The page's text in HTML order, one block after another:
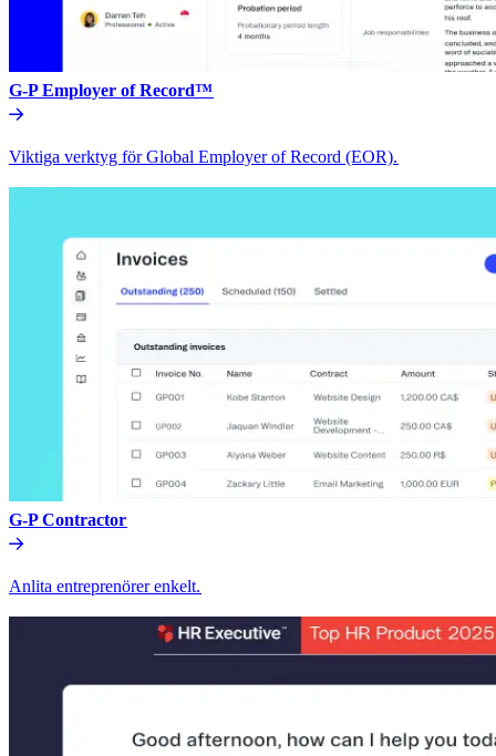
G-P Employer of Record™​​
Viktiga verktyg för Global Employer of Record (EOR).​​
G-P Contractor​​
Anlita entreprenörer enkelt.​​